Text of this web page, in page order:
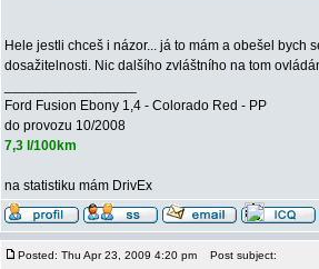
Hele jestli chceš i názor... já to mám a obešel
dosažitelnosti. Nic dalšího zvláštního na tom
Ford Fusion Ebony 1,4 - Colorado Red - PP
do provozu 10/2008
7,3 l/100km
na statistiku mám DrivEx
Posted: Thu Apr 23, 2009 4:20 pm Post subject: